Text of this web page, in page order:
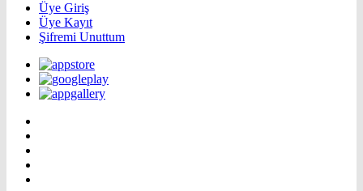
Üye Giriş
Üye Kayıt
Şifremi Unuttum